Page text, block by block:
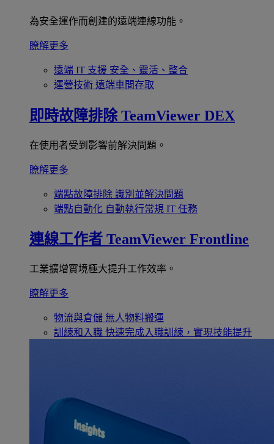
為安全運作而創建的遠端連線功能。
瞭解更多
遠端 IT 支援 安全、靈活、整合
運營技術 遠端車間存取
即時故障排除 TeamViewer DEX
在使用者受到影響前解決問題。
瞭解更多
端點故障排除 識別並解決問題
端點自動化 自動執行常規 IT 任務
連線工作者 TeamViewer Frontline
工業擴增實境極大提升工作效率。
瞭解更多
物流與倉儲 無人物料搬運
訓練和入職 快速完成入職訓練，實現技能提升